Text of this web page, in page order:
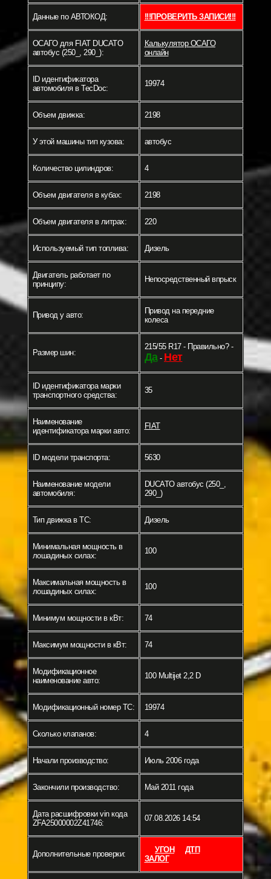
Данные по АВТОКОД: !!!ПРОВЕРИТЬ ЗАПИСИ!!!
ОСАГО для FIAT DUCATO
автобус (250_, 290_):
Калькулятор ОСАГО
онлайн
ID идентификатора
автомобиля в TecDoc:
19974
Объем движка: 2198
У этой машины тип кузова: автобус
Количество цилиндров: 4
Объем двигателя в кубах: 2198
Объем двигателя в литрах: 220
Используемый тип топлива: Дизель
Двигатель работает по
принципу:
Непосредственный впрыск
Привод у авто:
Привод на передние
колеса
Размер шин:
215/55 R17 - Правильно? -
Да- Нет
ID идентификатора марки
транспортного средства:
35
Наименование
идентификатора марки авто:
FIAT
ID модели транспорта: 5630
Наименование модели
автомобиля:
DUCATO автобус (250_,
290_)
Тип движка в ТС: Дизель
Минимальная мощность в
лошадиных силах:
100
Максимальная мощность в
лошадиных силах:
100
Минимум мощности в кВт: 74
Максимум мощности в кВт: 74
Модификационное
наименование авто:
100 Multijet 2,2 D
Модификационный номер ТС: 19974
Сколько клапанов: 4
Начали производство: Июль 2006 года
Закончили производство: Май 2011 года
Дата расшифровки vin кода
ZFA25000002Z41746:
07.08.2026 14:54
Дополнительные проверки: УГОН
ДТП
ЗАЛОГ